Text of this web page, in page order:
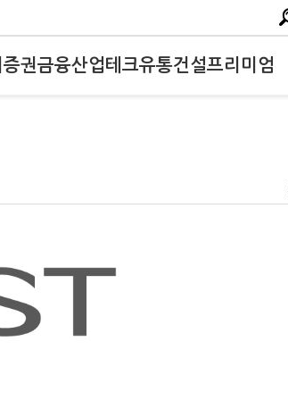
증권금융산업테크유통건설프리미엄